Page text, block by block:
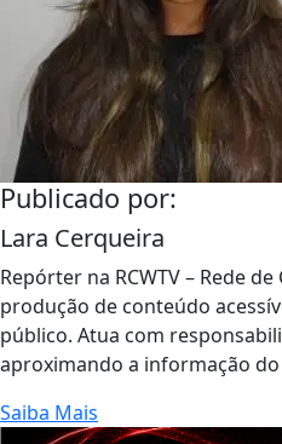
Publicado por:
Lara Cerqueira
Repórter na RCWTV – Rede
produção de conteúdo
público. Atua com
aproximando a informação do
Saiba Mais